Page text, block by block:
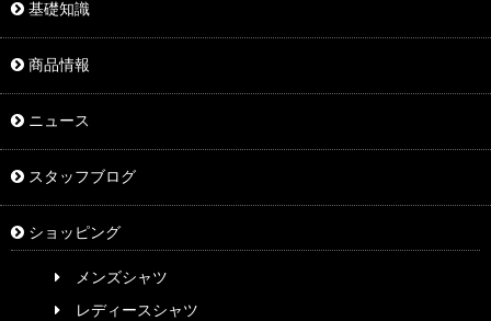
基礎知識
商品情報
ニュース
スタッフブログ
ショッピング
メンズシャツ
レディースシャツ